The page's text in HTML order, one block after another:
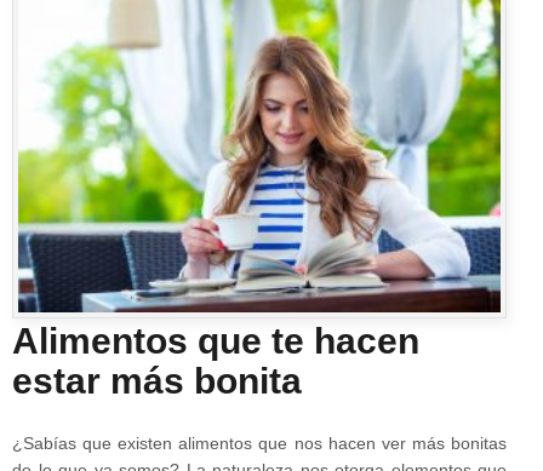
Alimentos que te hacen
estar más bonita
¿Sabías que existen alimentos que nos hacen ver más bonitas